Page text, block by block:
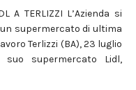
A TERLIZZI L’Azienda si
supermercato di ultima
Terlizzi (BA), 23 luglio
supermercato Lidl,